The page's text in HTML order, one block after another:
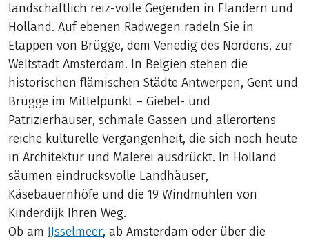
landschaftlich reiz-volle Gegenden in Flandern und
Holland. Auf ebenen Radwegen radeln Sie in
Etappen von Brügge, dem Venedig des Nordens, zur
Weltstadt Amsterdam. In Belgien stehen die
historischen flämischen Städte Antwerpen, Gent und
Brügge im Mittelpunkt – Giebel- und
Patrizierhäuser, schmale Gassen und allerortens
reiche kulturelle Vergangenheit, die sich noch heute
in Architektur und Malerei ausdrückt. In Holland
säumen eindrucksvolle Landhäuser,
Käsebauernhöfe und die 19 Windmühlen von
Kinderdijk Ihren Weg.
Ob am IJsselmeer, ab Amsterdam oder über die